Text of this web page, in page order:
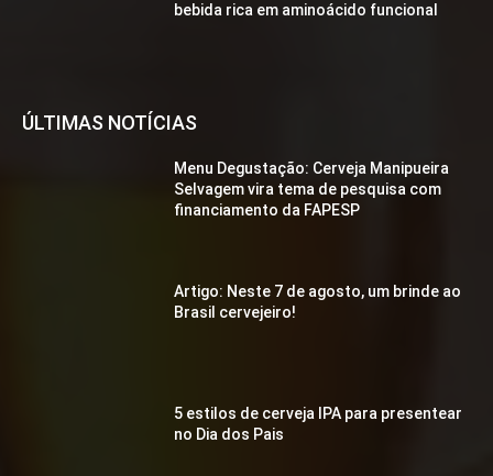
bebida rica em aminoácido funcional
ÚLTIMAS NOTÍCIAS
Menu Degustação: Cerveja Manipueira
Selvagem vira tema de pesquisa com
financiamento da FAPESP
Artigo: Neste 7 de agosto, um brinde ao
Brasil cervejeiro!
5 estilos de cerveja IPA para presentear
no Dia dos Pais